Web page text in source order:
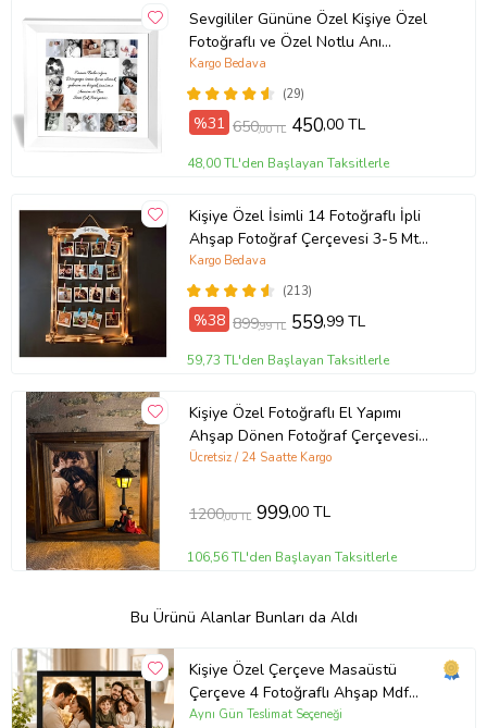
Sevgililer Gününe Özel Kişiye Özel
Fotoğraflı ve Özel Notlu Anı
Çerçevesi 20X20 (Beyaz)
(29)
Kargo Bedava
%31 650,00 TL 450,00 TL
48,00 TL'den Başlayan Taksitlerle
Kişiye Özel İsimli 14 Fotoğraflı İpli
Ahşap Fotoğraf Çerçevesi 3-5 Mt
Peri Led Işıklı
(213)
Kargo Bedava
%38 899,99 TL 559,99 TL
59,73 TL'den Başlayan Taksitlerle
Kişiye Özel Fotoğraflı El Yapımı
Ahşap Dönen Fotoğraf Çerçevesi
Sokak Lambalı (Kahverengi)
Ücretsiz / 24 Saatte Kargo
1200,00 TL 999,00 TL
106,56 TL'den Başlayan Taksitlerle
Bu Ürünü Alanlar Bunları da Aldı
Kişiye Özel Çerçeve Masaüstü
Çerçeve 4 Fotoğraflı Ahşap Mdf
Resimli Kolaj Çerçeve
Aynı Gün Teslimat Seçeneği